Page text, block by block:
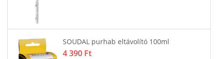
SOUDAL purhab eltávolító 100ml
4 390 Ft